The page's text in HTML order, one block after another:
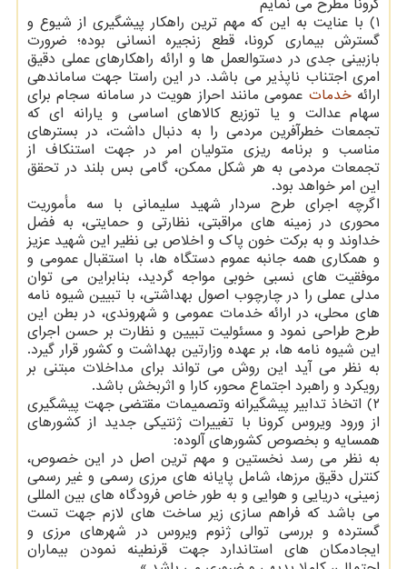
کرونا مطرح می نمایم
۱) با عنایت به این که مهم ترین راهکار پیشگیری از شیوع و
گسترش بیماری کرونا، قطع زنجیره انسانی بوده؛ ضرورت
بازبینی جدی در دستوالعمل ها و ارائه راهکارهای عملی دقیق
امری اجتناب ناپذیر می باشد. در این راستا جهت ساماندهی
ارائهخدمات عمومی مانند احراز هویت در سامانه سجام برای
سهام عدالت و یا توزیع کالاهای اساسی و یارانه ای که
تجمعات خطرآفرین مردمی را به دنبال داشت، در بسترهای
مناسب و برنامه ریزی متولیان امر در جهت استنکاف از
تجمعات مردمی به هر شکل ممکن، گامی بس بلند در تحقق
این امر خواهد بود.
اگرچه اجرای طرح سردار شهید سلیمانی با سه مأموریت
محوری در زمینه های مراقبتی، نظارتی و حمایتی، به فضل
خداوند و به برکت خون پاک و اخلاص بی نظیر این شهید عزیز
و همکاری همه جانبه عموم دستگاه ها، با استقبال عمومی و
موفقیت های نسبی خوبی مواجه گردید، بنابراین می توان
مدلی عملی را در چارچوب اصول بهداشتی، با تبیین شیوه نامه
های محلی، در ارائه خدمات عمومی و شهروندی، در بطن این
طرح طراحی نمود و مسئولیت تبیین و نظارت بر حسن اجرای
این شیوه نامه ها، بر عهده وزارتین بهداشت و کشور قرار گیرد.
به نظر می آید این روش می تواند برای مداخلات مبتنی بر
رویکرد و راهبرد اجتماع محور، کارا و اثربخش باشد.
۲) اتخاذ تدابیر پیشگیرانه وتصمیمات مقتضی جهت پیشگیری
از ورود ویروس کرونا با تغییرات ژنتیکی جدید از کشورهای
همسایه و بخصوص کشورهای آلوده:
به نظر می رسد نخستین و مهم ترین اصل در این خصوص،
کنترل دقیق مرزها، شامل پایانه های مرزی رسمی و غیر رسمی
زمینی، دریایی و هوایی و به طور خاص فرودگاه های بین المللی
می باشد که فراهم سازی زیر ساخت های لازم جهت تست
گسترده و بررسی توالی ژنوم ویروس در شهرهای مرزی و
ایجادمکان های استاندارد جهت قرنطینه نمودن بیماران